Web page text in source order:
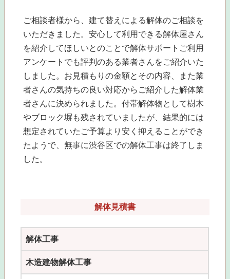
ご相談者様から、建て替えによる解体のご相談を
いただきました。安心して利用できる解体屋さん
を紹介してほしいとのことで解体サポートご利用
アンケートでも評判のある業者さんをご紹介いた
しました。お見積もりの金額とその内容、また業
者さんの気持ちの良い対応からご紹介した解体業
者さんに決められました。付帯解体物として樹木
やブロック塀も残されていましたが、結果的には
想定されていたご予算より安く抑えることができ
たようで、無事に渋谷区での解体工事は終了しま
した。
解体見積書
解体工事
木造建物解体工事